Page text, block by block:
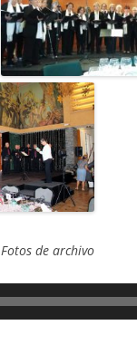
Fotos de archivo